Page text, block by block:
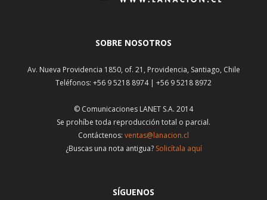
SOBRE NOSOTROS
Av. Nueva Providencia 1850, of. 21, Providencia, Santiago, Chile
Teléfonos: +56 9 5218 8974 | +56 9 5218 8972
© Comunicaciones LANET S.A. 2014
Se prohíbe toda reproducción total o parcial.
Contáctenos: ventas@lanacion.cl
¿Buscas una nota antigua? Solicítala aquí
SÍGUENOS